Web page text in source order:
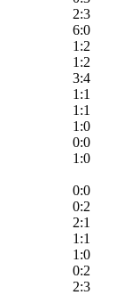
2:3
6:0
1:2
1:2
3:4
1:1
1:1
1:0
0:0
1:0
0:0
0:2
2:1
1:1
1:0
0:2
2:3